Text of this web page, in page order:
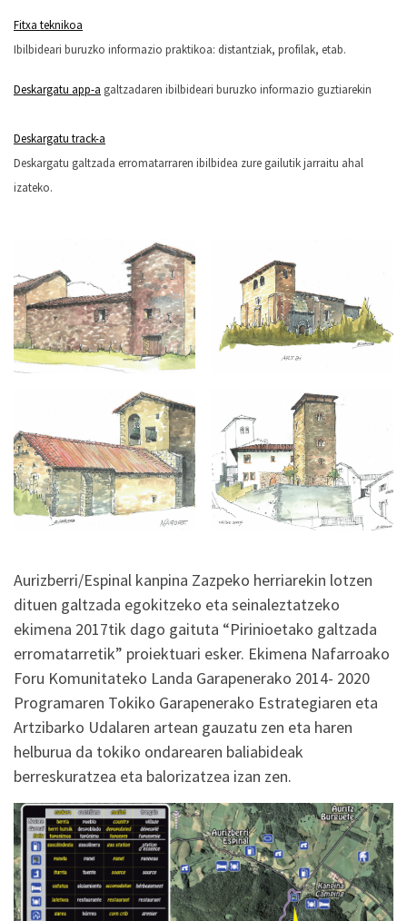
Fitxa teknikoa
Ibilbideari buruzko informazio praktikoa: distantziak, profilak, etab.
Deskargatu app-a galtzadaren ibilbideari buruzko informazio guztiarekin
Deskargatu track-a
Deskargatu galtzada erromatarraren ibilbidea zure gailutik jarraitu ahal
izateko.
Aurizberri/Espinal kanpina Zazpeko herriarekin lotzen
dituen galtzada egokitzeko eta seinaleztatzeko
ekimena 2017tik dago gaituta “Pirinioetako galtzada
erromatarretik” proiektuari esker. Ekimena Nafarroako
Foru Komunitateko Landa Garapenerako 2014- 2020
Programaren Tokiko Garapenerako Estrategiaren eta
Artzibarko Udalaren artean gauzatu zen eta haren
helburua da tokiko ondarearen baliabideak
berreskuratzea eta balorizatzea izan zen.